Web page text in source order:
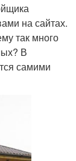
на сайтах.
так много
В
самими